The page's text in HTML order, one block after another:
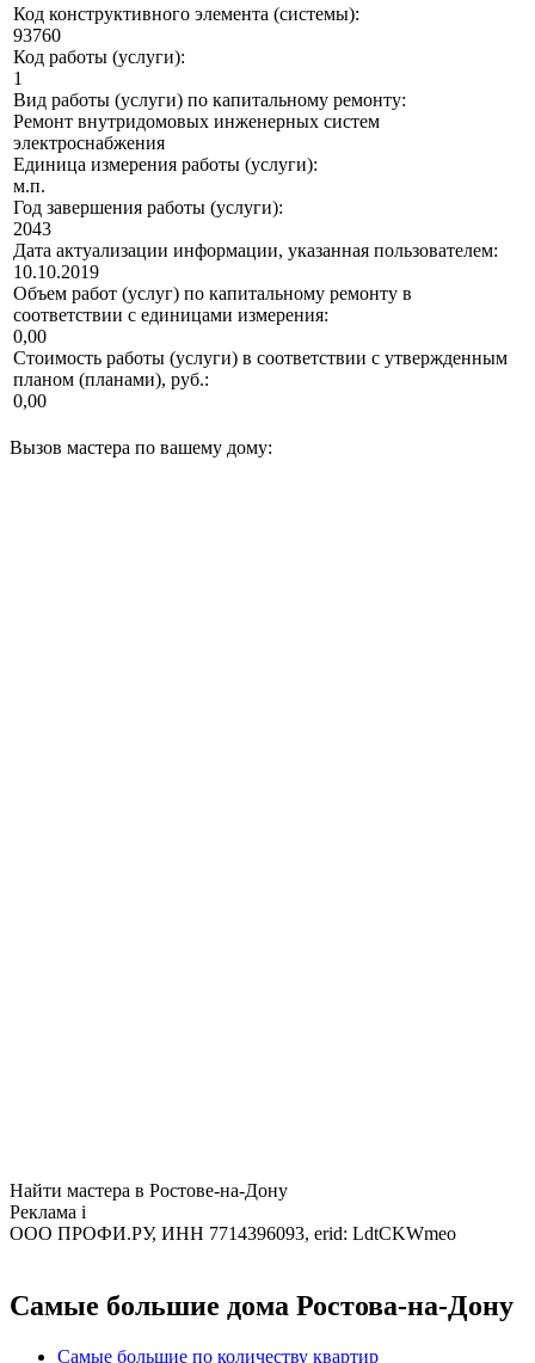
Код конструктивного элемента (системы):
93760
Код работы (услуги):
1
Вид работы (услуги) по капитальному ремонту:
Ремонт внутридомовых инженерных систем
электроснабжения
Единица измерения работы (услуги):
м.п.
Год завершения работы (услуги):
2043
Дата актуализации информации, указанная пользователем:
10.10.2019
Объем работ (услуг) по капитальному ремонту в
соответствии с единицами измерения:
0,00
Стоимость работы (услуги) в соответствии с утвержденным
планом (планами), руб.:
0,00
Вызов мастера по вашему дому:
Найти мастера в Ростове-на-Дону
Реклама i
ООО ПРОФИ.РУ, ИНН 7714396093, erid: LdtCKWmeo
Самые большие дома Ростова-на-Дону
Самые большие по количеству квартир